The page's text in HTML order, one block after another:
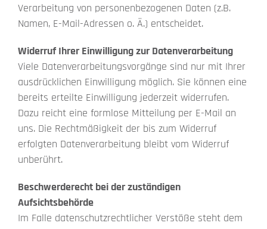
Verarbeitung von personenbezogenen Daten (z.B.
Namen, E-Mail-Adressen o. Ä.) entscheidet.
Widerruf Ihrer Einwilligung zur Datenverarbeitung
Viele Datenverarbeitungsvorgänge sind nur mit Ihrer
ausdrücklichen Einwilligung möglich. Sie können eine
bereits erteilte Einwilligung jederzeit widerrufen.
Dazu reicht eine formlose Mitteilung per E-Mail an
uns. Die Rechtmäßigkeit der bis zum Widerruf
erfolgten Datenverarbeitung bleibt vom Widerruf
unberührt.
Beschwerderecht bei der zuständigen
Aufsichtsbehörde
Im Falle datenschutzrechtlicher Verstöße steht dem